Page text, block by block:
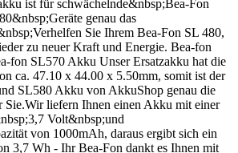
ist für schwächelnde&nbsp;Bea-Fon
genau das
Sie Ihrem Bea-Fon SL 480,
zu neuer Kraft und Energie. Bea-fon
fon SL570 Akku Unser Ersatzakku hat die
ca. 47.10 x 44.00 x 5.50mm, somit ist der
SL580 Akku von AkkuShop genau die
Sie.Wir liefern Ihnen einen Akku mit einer
Volt&nbsp;und
von 1000mAh, daraus ergibt sich ein
3,7 Wh - Ihr Bea-Fon dankt es Ihnen mit